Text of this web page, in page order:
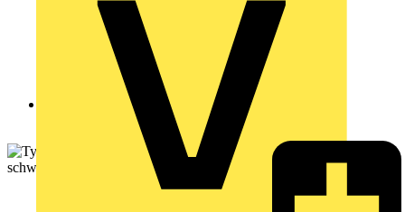
Zurück zu Produkte